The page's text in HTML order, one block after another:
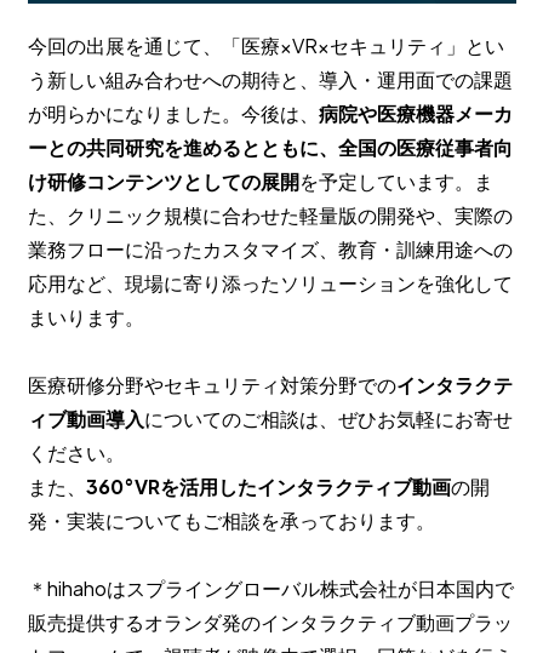
今回の出展を通じて、「医療×VR×セキュリティ」とい
う新しい組み合わせへの期待と、導入・運用面での課題
が明らかになりました。今後は、 病院や医療機器メーカ
ーとの共同研究を進めるとともに、全国の医療従事者向
け研修コンテンツとしての展開を予定しています。ま
た、クリニック規模に合わせた軽量版の開発や、実際の
業務フローに沿ったカスタマイズ、教育・訓練用途への
応用など、現場に寄り添ったソリューションを強化して
まいります。
医療研修分野やセキュリティ対策分野でのインタラクテ
ィブ動画導入についてのご相談は、ぜひお気軽にお寄せ
ください。
また、 360°VRを活用したインタラクティブ動画の開
発・実装についてもご相談を承っております。
＊hihahoはスプライングローバル株式会社が日本国内で
販売提供するオランダ発のインタラクティブ動画プラッ